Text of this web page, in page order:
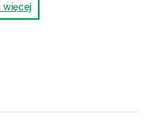
więcej